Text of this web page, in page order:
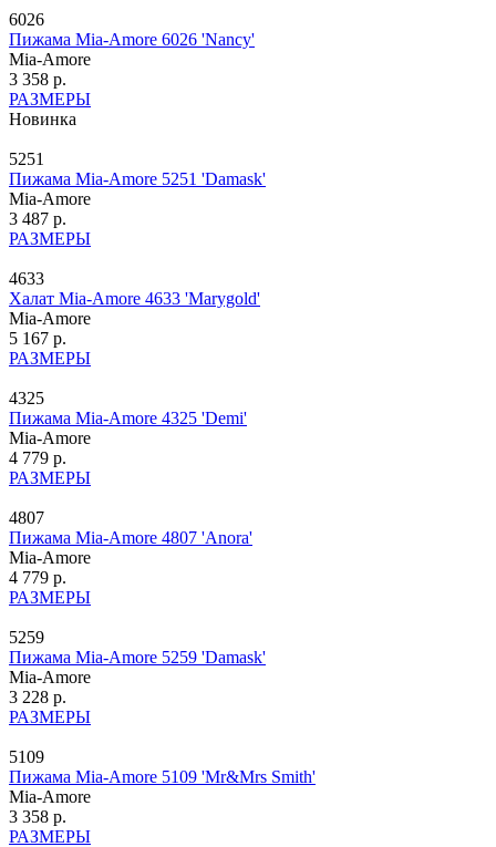
6026
Пижама Mia-Amore 6026 'Nancy'
Mia-Amore
3 358 р.
РАЗМЕРЫ
Новинка
5251
Пижама Mia-Amore 5251 'Damask'
Mia-Amore
3 487 р.
РАЗМЕРЫ
4633
Халат Mia-Amore 4633 'Marygold'
Mia-Amore
5 167 р.
РАЗМЕРЫ
4325
Пижама Mia-Amore 4325 'Demi'
Mia-Amore
4 779 р.
РАЗМЕРЫ
4807
Пижама Mia-Amore 4807 'Anora'
Mia-Amore
4 779 р.
РАЗМЕРЫ
5259
Пижама Mia-Amore 5259 'Damask'
Mia-Amore
3 228 р.
РАЗМЕРЫ
5109
Пижама Mia-Amore 5109 'Mr&Mrs Smith'
Mia-Amore
3 358 р.
РАЗМЕРЫ